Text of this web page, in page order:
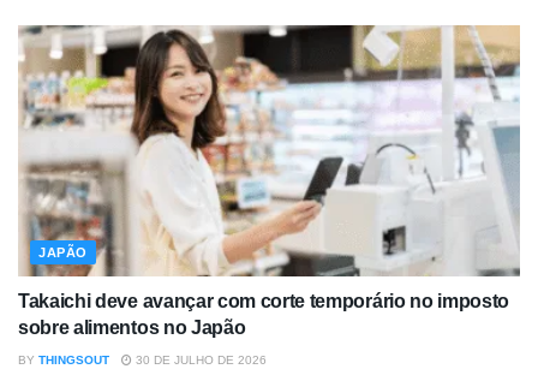
JAPÃO
Takaichi deve avançar com corte temporário no imposto
sobre alimentos no Japão
BY THINGSOUT 30 DE JULHO DE 2026